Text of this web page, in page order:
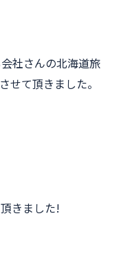
社さんの北海道旅
せて頂きました。
きました!